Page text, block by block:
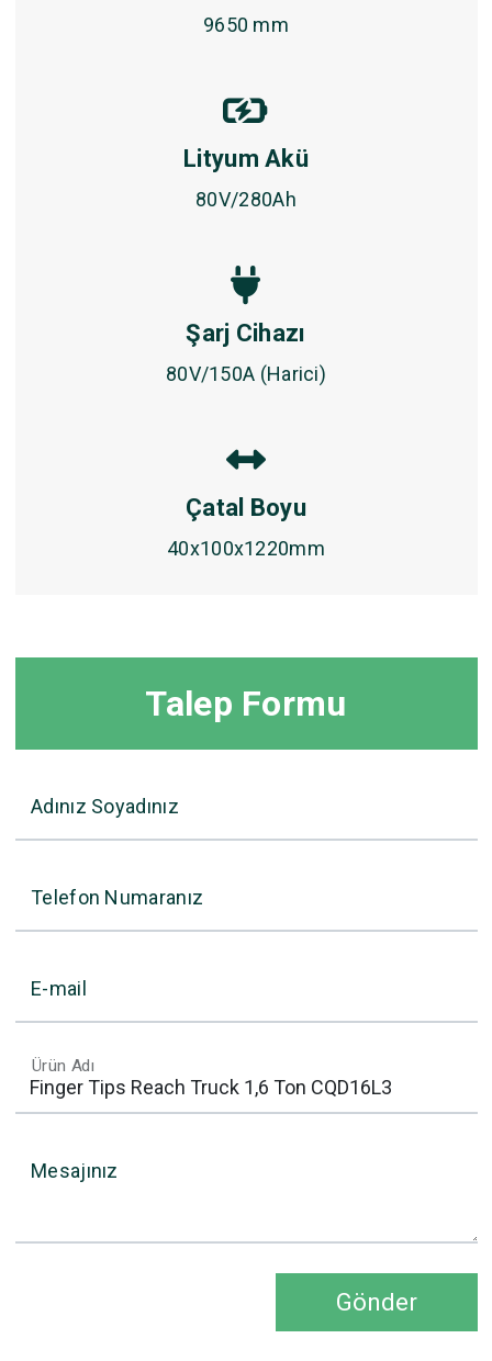
9650 mm
Lityum Akü
80V/280Ah
Şarj Cihazı
80V/150A (Harici)
Çatal Boyu
40x100x1220mm
Talep Formu
Adınız Soyadınız
Telefon Numaranız
E-mail
Ürün Adı
Mesajınız
Gönder